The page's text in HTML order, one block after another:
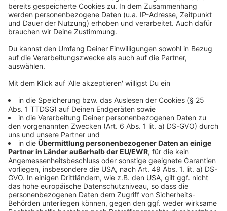
Bahnsanierung: Ersatzbusse für Leverkusener
Haltestellen
Fehler bei Gebührensatzungen: Leverkusen verliert
Millionen
Leverkusener Kampagne: Fastelovend ist kein
Freifahrtschein
Anzeige
Anzeige